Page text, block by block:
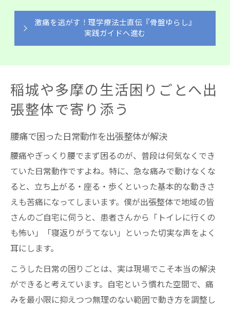
激痛を逃がす！理学療法士直伝『骨盤ゆらし』
実践ガイドへ進む
稲城や多摩の生活困りごとへ出
張整体で寄り添う
腰痛で困った日常動作を出張整体が解決
腰痛やぎっくり腰でまず困るのが、普段は何気なくでき
ていた日常動作ですよね。特に、急な痛みで動けなくな
ると、立ち上がる・座る・歩くといった基本的な動きさ
えも苦痛になってしまいます。僕が出張整体で地域の皆
さんのご自宅に伺うと、患者さんから「トイレに行くの
も怖い」「寝返りがうてない」といった切実な声をよく
耳にします。
こうした日常の困りごとは、実は現場でこそ本当の解決
ができると考えています。自宅という慣れた空間で、痛
みを最小限に抑えつつ無理のない範囲で動き方を調整し